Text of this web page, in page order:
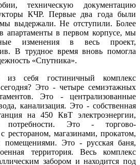
техническую документацию
КЧР. Первые два года были
выдержали. Не отступили. Более
апартаменты в первом корпусе, мы
изменения в весь проект,
В трудное время вновь помогла
«Спутника».
из себя гостиничный комплекс
Это - четыре семиэтажных
Это - централизованные
канализация. Это - собственная
на 450 КвТ электроэнергии,
потребности. Это - торгово-
рестораном, магазинами, прокатом,
помещениями. Это - русская баня,
территория. Весь комплекс
забором и находится под